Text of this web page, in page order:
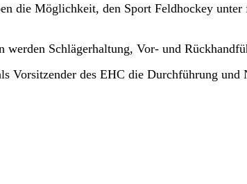
die Möglichkeit, den Sport Feldhockey
werden Schlägerhaltung, Vor- und
Vorsitzender des EHC die Durchführung